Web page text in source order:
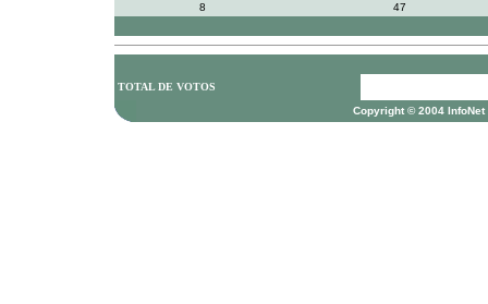
8
47
TOTAL DE VOTOS
Copyright © 2004